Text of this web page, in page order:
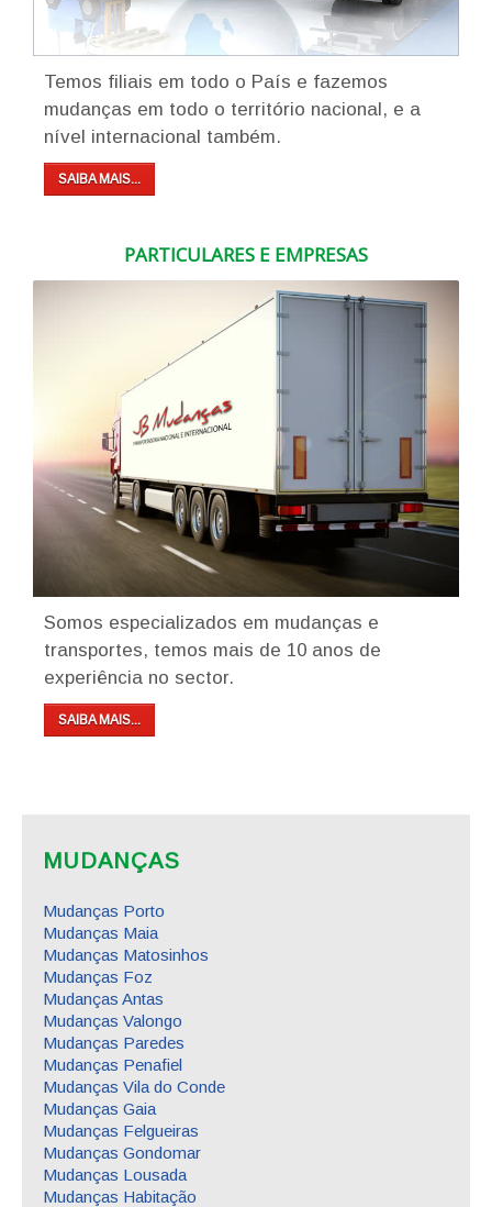
Temos filiais em todo o País e fazemos
mudanças em todo o território nacional, e a
nível internacional também.
SAIBA MAIS...
PARTICULARES E EMPRESAS
Somos especializados em mudanças e
transportes, temos mais de 10 anos de
experiência no sector.
SAIBA MAIS...
MUDANÇAS
Mudanças Porto
Mudanças Maia
Mudanças Matosinhos
Mudanças Foz
Mudanças Antas
Mudanças Valongo
Mudanças Paredes
Mudanças Penafiel
Mudanças Vila do Conde
Mudanças Gaia
Mudanças Felgueiras
Mudanças Gondomar
Mudanças Lousada
Mudanças Habitação